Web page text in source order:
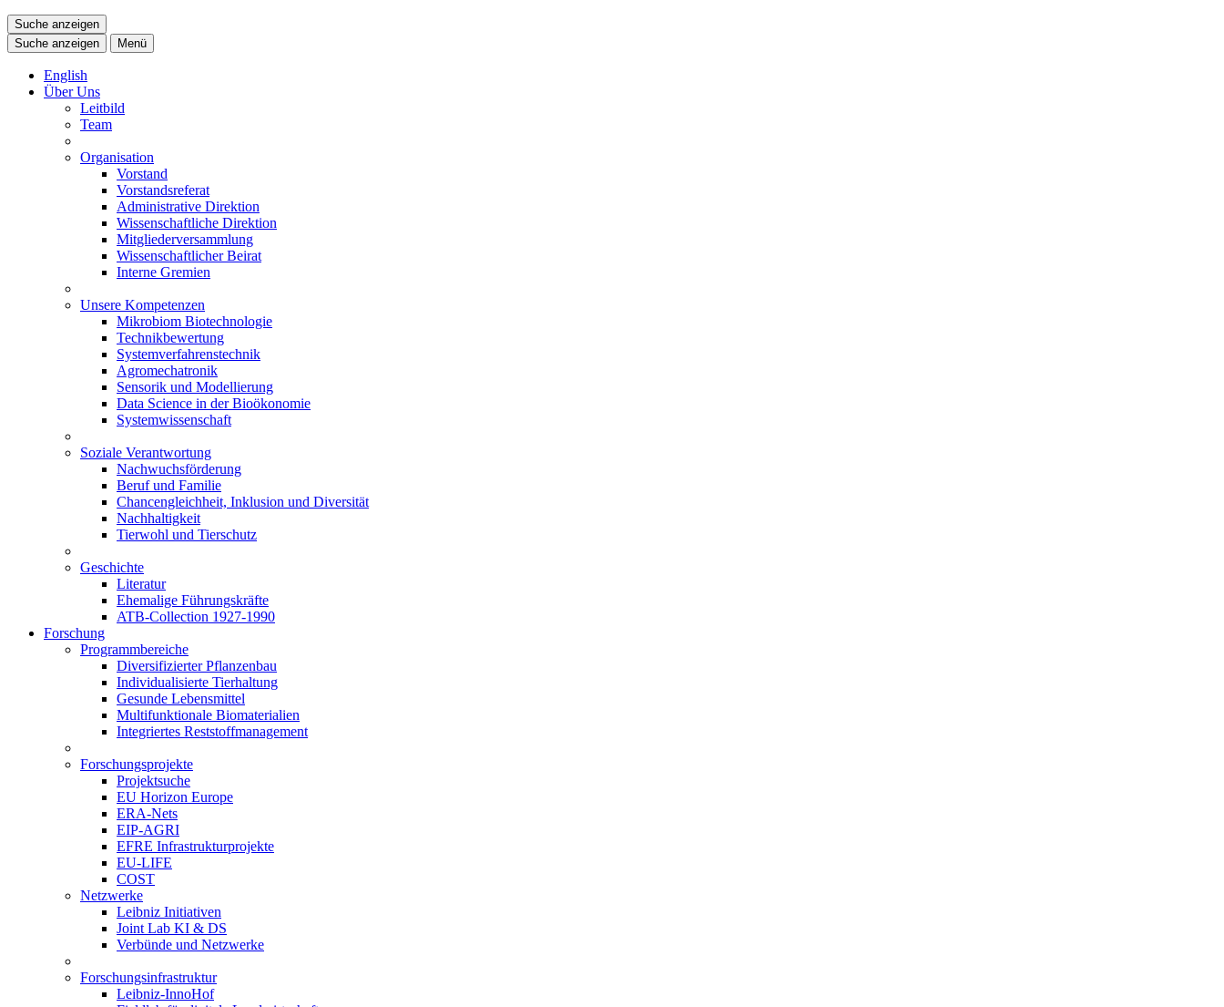
Suche anzeigen
Suche anzeigen
Menü
English
Über Uns
Leitbild
Team
Organisation
Vorstand
Vorstandsreferat
Administrative Direktion
Wissenschaftliche Direktion
Mitgliederversammlung
Wissenschaftlicher Beirat
Interne Gremien
Unsere Kompetenzen
Mikrobiom Biotechnologie
Technikbewertung
Systemverfahrenstechnik
Agromechatronik
Sensorik und Modellierung
Data Science in der Bioökonomie
Systemwissenschaft
Soziale Verantwortung
Nachwuchsförderung
Beruf und Familie
Chancengleichheit, Inklusion und Diversität
Nachhaltigkeit
Tierwohl und Tierschutz
Geschichte
Literatur
Ehemalige Führungskräfte
ATB-Collection 1927-1990
Forschung
Programmbereiche
Diversifizierter Pflanzenbau
Individualisierte Tierhaltung
Gesunde Lebensmittel
Multifunktionale Biomaterialien
Integriertes Reststoffmanagement
Forschungsprojekte
Projektsuche
EU Horizon Europe
ERA-Nets
EIP-AGRI
EFRE Infrastrukturprojekte
EU-LIFE
COST
Netzwerke
Leibniz Initiativen
Joint Lab KI & DS
Verbünde und Netzwerke
Forschungsinfrastruktur
Leibniz-InnoHof